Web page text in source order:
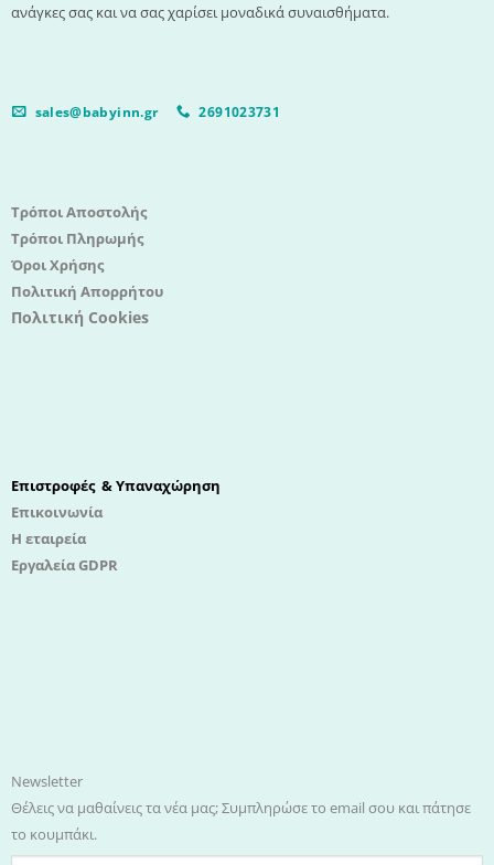
ανάγκες σας και να σας χαρίσει μοναδικά συναισθήματα.
sales@babyinn.gr 2691023731
Τρόποι Αποστολής
Τρόποι Πληρωμής
Όροι Χρήσης
Πολιτική Απορρήτου
Πολιτική Cookies
Επιστροφές & Υπαναχώρηση
Επικοινωνία
Η εταιρεία
Εργαλεία GDPR
Newsletter
Θέλεις να μαθαίνεις τα νέα μας; Συμπληρώσε το email σου και πάτησε
το κουμπάκι.